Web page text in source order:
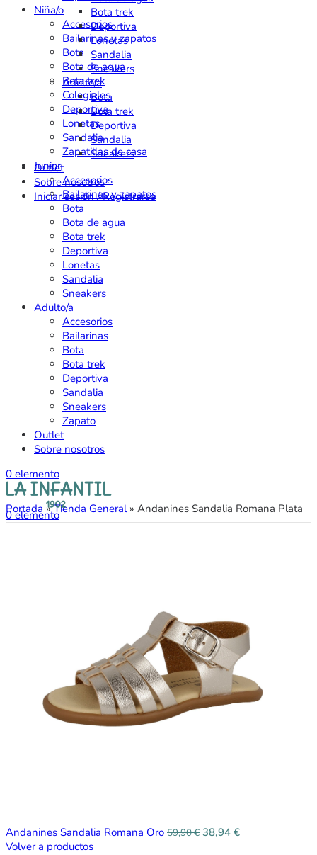
Niña/o
Accesorios
Bailarinas y zapatos
Bota
Bota de agua
Bota trek
Colegiales
Deportiva
Lonetas
Sandalia
Zapatillas de casa
Junior
Accesorios
Bailarinas y zapatos
Bota
Bota de agua
Bota trek
Deportiva
Lonetas
Sandalia
Sneakers
Adulto/a
Accesorios
Bailarinas
Bota
Bota trek
Deportiva
Sandalia
Sneakers
Zapato
Outlet
Sobre nosotros
0 elemento
0elemento
Portada »Tienda General» Andanines Sandalia Romana Plata
Andanines Sandalia Romana Oro 59,90€ 38,94 €
Volver a productos
Bota trek
Deportiva
Lonetas
Sandalia
Sneakers
Adulto/a
Bota
Bota trek
Deportiva
Sandalia
Sneakers
Outlet
Sobre nosotros
Iniciar sesión / Registrarse